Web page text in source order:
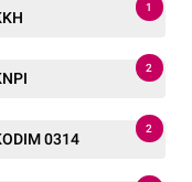
1
2
0314
2